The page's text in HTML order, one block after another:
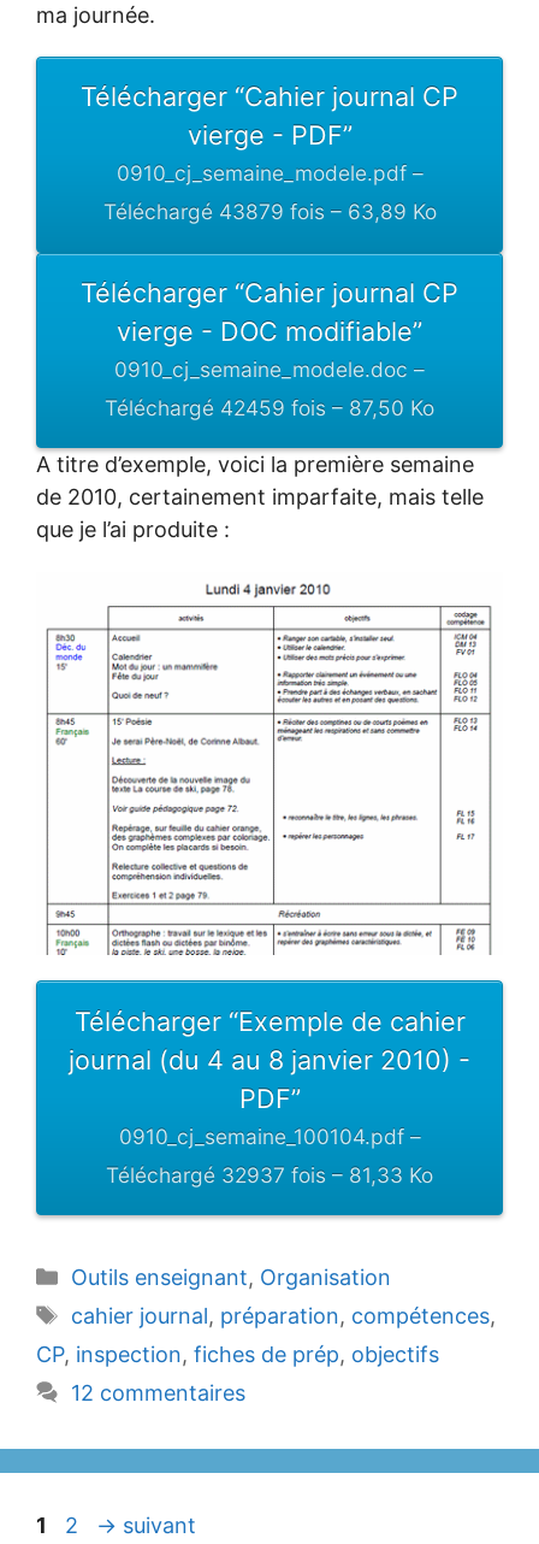
ma journée.
Télécharger “Cahier journal CP
vierge - PDF”
0910_cj_semaine_modele.pdf –
Téléchargé 43879 fois – 63,89 Ko
Télécharger “Cahier journal CP
vierge - DOC modifiable”
0910_cj_semaine_modele.doc –
Téléchargé 42459 fois – 87,50 Ko
A titre d’exemple, voici la première semaine
de 2010, certainement imparfaite, mais telle
que je l’ai produite :
Télécharger “Exemple de cahier
journal (du 4 au 8 janvier 2010) -
PDF”
0910_cj_semaine_100104.pdf –
Téléchargé 32937 fois – 81,33 Ko
Catégories
Outils enseignant, Organisation
Étiquettes
cahier journal, préparation, compétences,
CP, inspection, fiches de prép, objectifs
12 commentaires
Page
1 Page
2 → suivant